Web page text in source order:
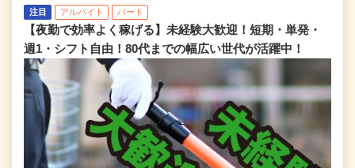
注目 アルバイト パート
【夜勤で効率よく稼げる】未経験大歓迎！短期・単発・
週1・シフト自由！80代までの幅広い世代が活躍中！